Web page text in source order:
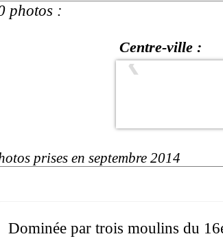
photos :
Centre-ville :
❮
prises en septembre 2014
Dominée par trois moulins du